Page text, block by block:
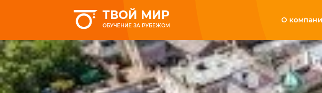
ТВОЙ МИР
ОБУЧЕНИЕ ЗА РУБЕЖОМ
О